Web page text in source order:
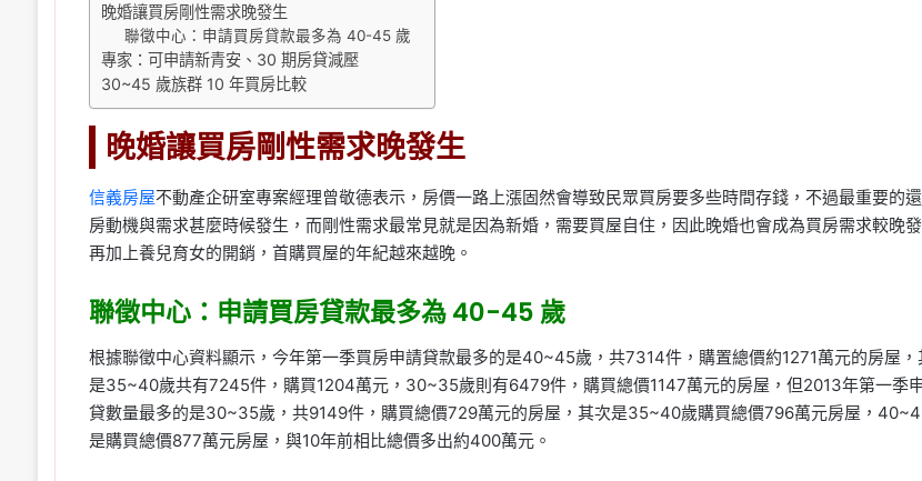
晚婚讓買房剛性需求晚發生
聯徵中心：申請買房貸款最多為 40-45 歲
專家：可申請新青安、30 期房貸減壓
30~45 歲族群 10 年買房比較
晚婚讓買房剛性需求晚發生
信義房屋不動產企研室專案經理曾敬德表示，房價一路上漲固然會導致民眾買房要多些時間存錢，不過最重要的
房動機與需求甚麼時候發生，而剛性需求最常見就是因為新婚，需要買屋自住，因此晚婚也會成為買房需求較晚發
再加上養兒育女的開銷，首購買屋的年紀越來越晚。
聯徵中心：申請買房貸款最多為 40-45 歲
根據聯徵中心資料顯示，今年第一季買房申請貸款最多的是40~45歲，共7314件，購置總價約1271萬元的房屋，
是35~40歲共有7245件，購買1204萬元，30~35歲則有6479件，購買總價1147萬元的房屋，但2013年第一季
貸數量最多的是30~35歲，共9149件，購買總價729萬元的房屋，其次是35~40歲購買總價796萬元房屋，
是購買總價877萬元房屋，與10年前相比總價多出約400萬元。